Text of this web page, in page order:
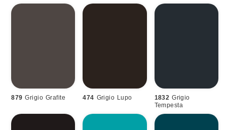
879 Grigio Grafite 1832 Grigio
Tempesta
474 Grigio Lupo